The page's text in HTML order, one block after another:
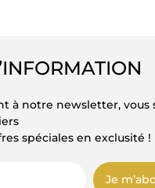
à notre newsletter, vous
spéciales en exclusité !
Je